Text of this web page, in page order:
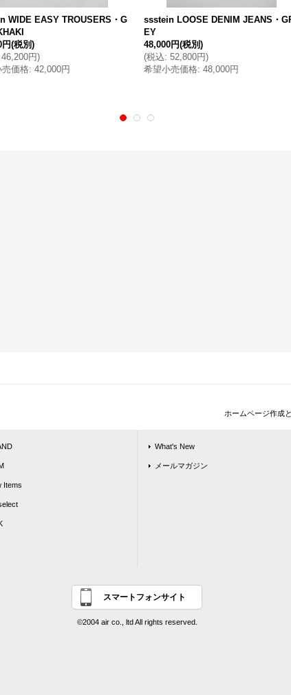
WIDE EASY TROUSERS・G
(税別)
46,200円)
売価格: 42,000円
ssstein LOOSE DENIM JEANS・
EY
48,000円(税別)
(税込: 52,800円)
希望小売価格: 48,000円
ホームページ作成
Items
What's New
メールマガジン
スマートフォンサイト
©2004 air co., ltd All rights reserved.